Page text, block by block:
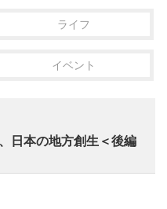
ライフ
イベント
日本の地方創生＜後編